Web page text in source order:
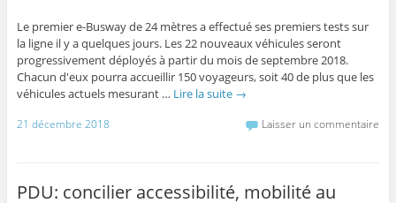
Le premier e-Busway de 24 mètres a effectué ses premiers tests sur
la ligne il y a quelques jours. Les 22 nouveaux véhicules seront
progressivement déployés à partir du mois de septembre 2018.
Chacun d'eux pourra accueillir 150 voyageurs, soit 40 de plus que les
véhicules actuels mesurant … Lire la suite →
21 décembre 2018 Laisser un commentaire
PDU: concilier accessibilité, mobilité au